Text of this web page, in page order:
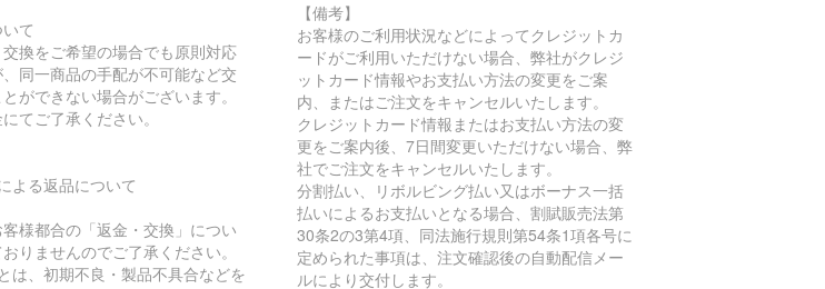
て
換をご希望の場合でも原則対応
同一商品の手配が不可能など交
ができない場合がございます。
てご了承ください。
よる返品について
様都合の「返金・交換」につい
りませんのでご了承ください。
は、初期不良・製品不具合などを
【備考】
お客様のご利用状況などによってクレジットカ
ードがご利用いただけない場合、弊社がクレジ
ットカード情報やお支払い方法の変更をご案
内、またはご注文をキャンセルいたします。
クレジットカード情報またはお支払い方法の変
更をご案内後、7日間変更いただけない場合、弊
社でご注文をキャンセルいたします。
分割払い、リボルビング払い又はボーナス一括
払いによるお支払いとなる場合、割賦販売法第
30条2の3第4項、同法施行規則第54条1項各号に
定められた事項は、注文確認後の自動配信メー
ルにより交付します。